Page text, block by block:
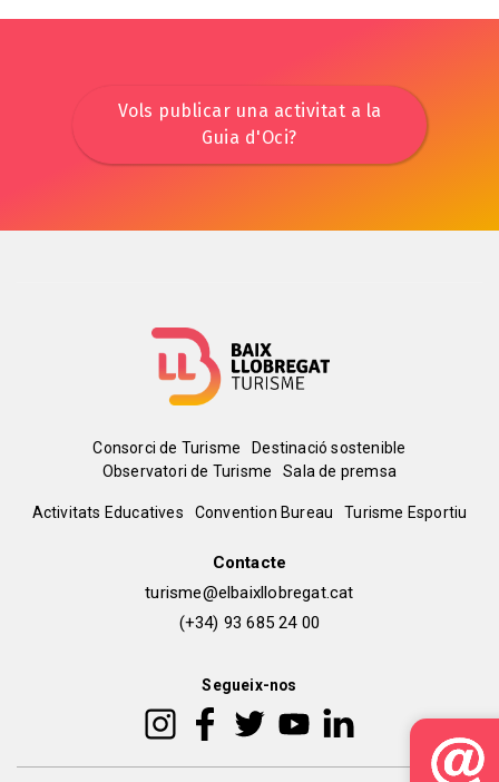
Vols publicar una activitat a la
Guia d'Oci?
Menú
del
Consorci de Turisme
Destinació sostenible
Observatori de Turisme
Sala de premsa
Peu
Activitats Educatives Convention Bureau Turisme Esportiu
Contacte
turisme@elbaixllobregat.cat
(+34) 93 685 24 00
Segueix-nos